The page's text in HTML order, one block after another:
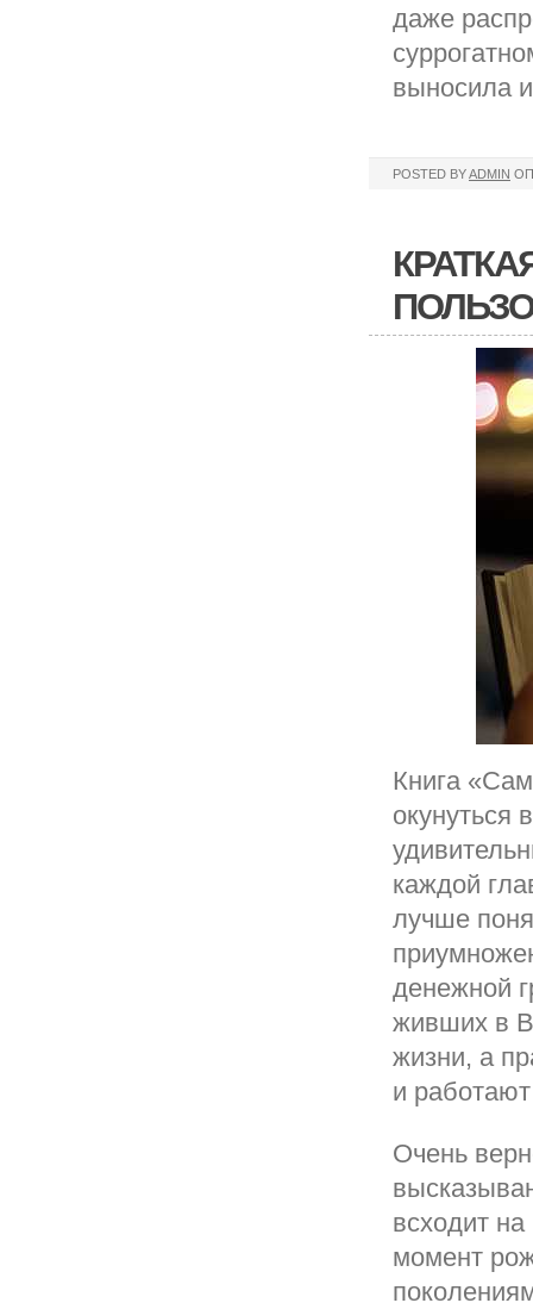
даже
выносила
POSTED BYADMIN
Книга
окунуться
каждой
лучше
денежной
живших в
жизни, а
и
Очень
всходит
момент